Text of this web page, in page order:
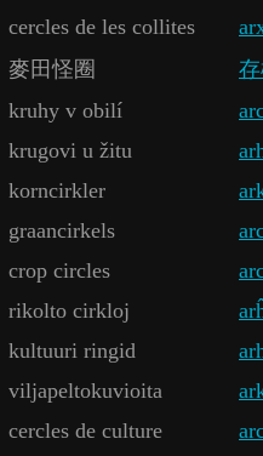
cercles de les collites
麥田怪圈
kruhy v obilí
krugovi u žitu
korncirkler
graancirkels
crop circles
rikolto cirkloj
kultuuri ringid
viljapeltokuvioita
cercles de culture